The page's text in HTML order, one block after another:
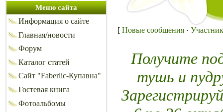
Меню сайта
Информация о сайте
Главная/новости
Форум
Каталог статей
Сайт "Faberlic-Купавна"
Гостевая книга
Фотоальбомы
[ Новые сообщения ·
Получите
тушь и